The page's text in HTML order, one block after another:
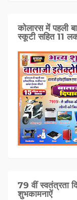
कोलारस में पहली
स्कूटी सहित 11
79 वीं स्वतंत्रता
शुभकामनाऐं